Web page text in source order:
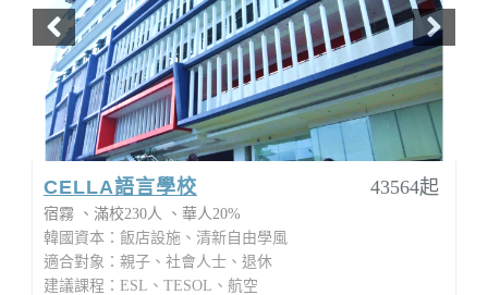
CELLA語言學校 43564起
宿霧 滿校230人
華人20%
韓國資本：飯店設施、清新自由學風
適合對象：親子、社會人士、退休
建議課程：ESL、TESOL、航空